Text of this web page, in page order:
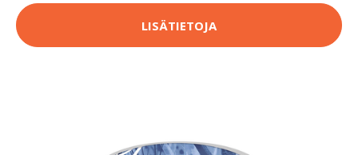
LISÄTIETOJA